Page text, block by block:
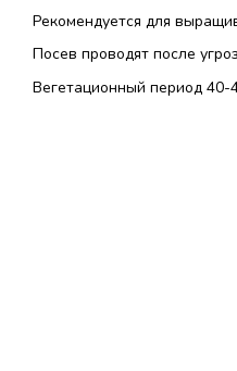
Рекомендуется для
Посев проводят после
Вегетационный период 40-